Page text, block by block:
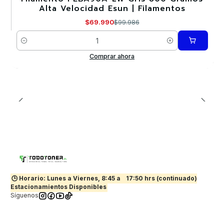
Alta Velocidad Esun | Filamentos
$69.990$99.986
Cantidad
Comprar ahora
🕒 Horario: Lunes a Viernes, 8:45 a
17:50 hrs (continuado)
Estacionamientos Disponibles
Síguenos